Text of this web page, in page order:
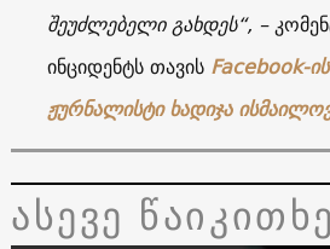
შეუძლებელი გახდეს“, –
ინციდენტს თავის Facebook-
ჟურნალისტი ხადიჯა
ასევე